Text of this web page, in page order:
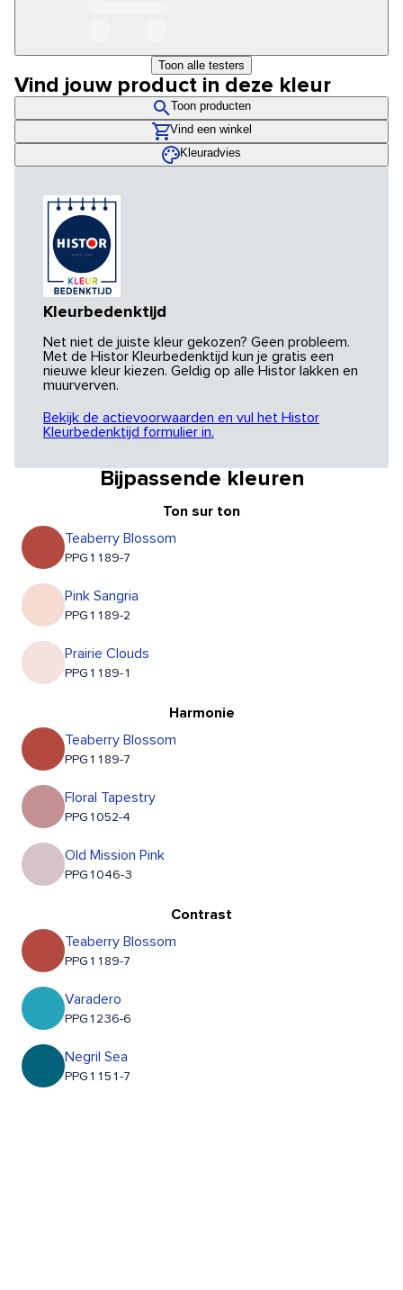
Toon alle testers
Vind jouw product in deze kleur
Toon producten
Vind een winkel
Kleuradvies
Kleurbedenktijd
Net niet de juiste kleur gekozen? Geen probleem.
Met de Histor Kleurbedenktijd kun je gratis een
nieuwe kleur kiezen. Geldig op alle Histor lakken en
muurverven.
Bekijk de actievoorwaarden en vul het Histor
Kleurbedenktijd formulier in.
Bijpassende kleuren
Ton sur ton
Teaberry Blossom
PPG1189-7
Pink Sangria
PPG1189-2
Prairie Clouds
PPG1189-1
Harmonie
Teaberry Blossom
PPG1189-7
Floral Tapestry
PPG1052-4
Old Mission Pink
PPG1046-3
Contrast
Teaberry Blossom
PPG1189-7
Varadero
PPG1236-6
Negril Sea
PPG1151-7